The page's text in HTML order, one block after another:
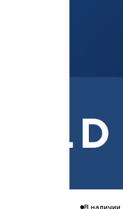
В наличии